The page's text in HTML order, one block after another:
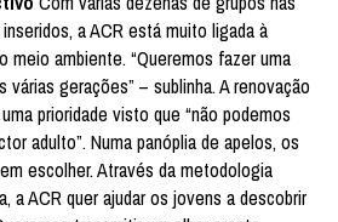
a ACR está muito ligada à
meio ambiente. “Queremos fazer uma
várias gerações” – sublinha. A renovação
prioridade visto que “não podemos
adulto”. Numa panóplia de apelos, os
escolher. Através da metodologia
a ACR quer ajudar os jovens a descobrir